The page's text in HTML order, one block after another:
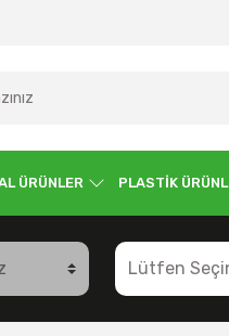
ÜRÜNLER PLASTİK